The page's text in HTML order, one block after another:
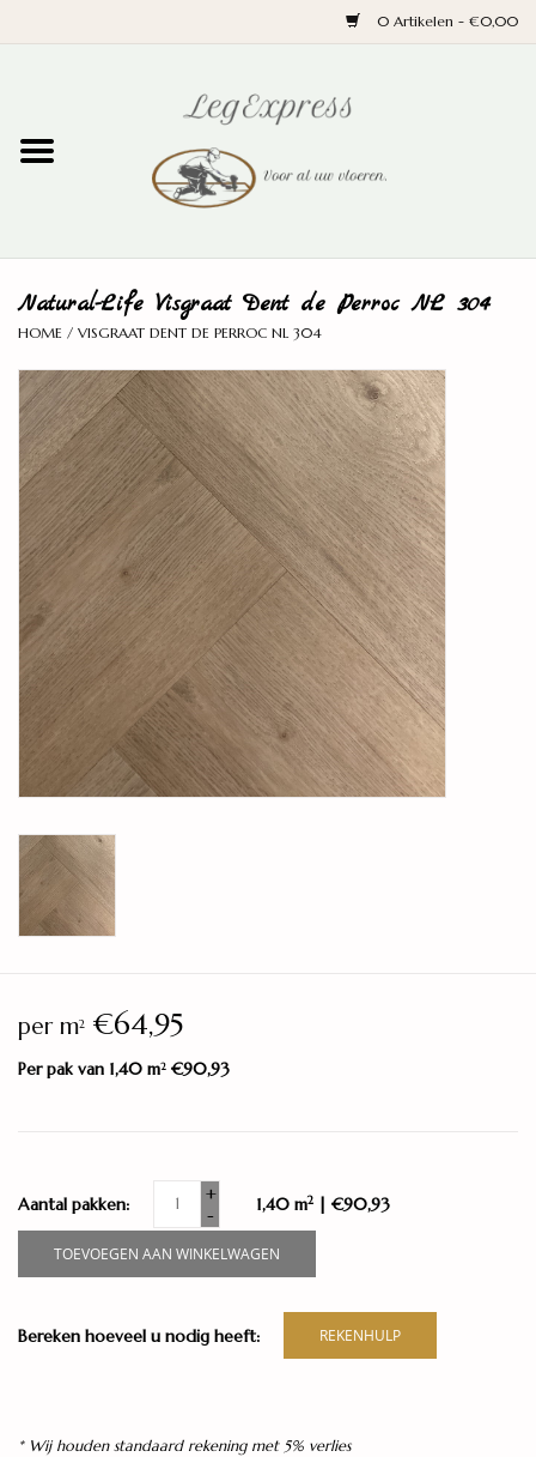
0 Artikelen - €0,00
Parket
Ondervloeren
Plinten
Wand en trap
Legservice
Showroom
Merken
Natural-Life Visgraat Dent de Perroc NL 304
HOME / VISGRAAT DENT DE PERROC NL 304
per m2 €64,95
Per pak van 1,40 m2 €90,93
Aantal pakken:
+
-
1,40 m2 | €90,93
TOEVOEGEN AAN WINKELWAGEN
Bereken hoeveel u nodig heeft: REKENHULP
* Wij houden standaard rekening met 5% verlies